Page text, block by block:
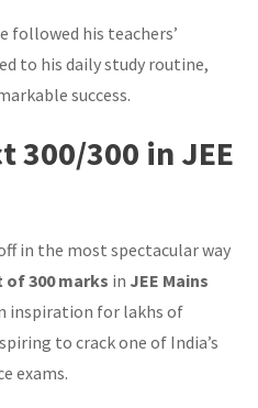
his teachers’
to his daily study routine,
success.
300/300 in JEE
in the most spectacular way
300 marks in JEE Mains
inspiration for lakhs of
to crack one of India’s
exams.